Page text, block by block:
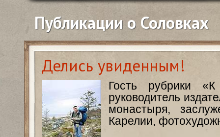
Публикации о Соловках
Делись увиденным!
Гость рубрики
руководитель
монастыря,
Карелии,